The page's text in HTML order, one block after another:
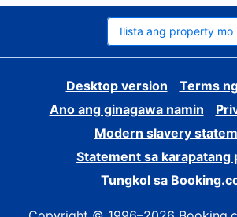
Ilista ang property mo
Desktop version
Terms
Ano ang ginagawa namin
Modern slavery
Statement sa karapatang
Tungkol sa